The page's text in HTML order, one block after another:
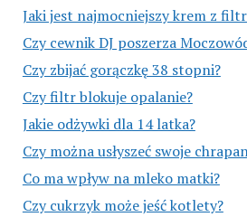
Jaki jest najmocniejszy krem z
Czy cewnik DJ poszerza
Czy zbijać gorączkę 38 stopni?
Czy filtr blokuje opalanie?
Jakie odżywki dla 14 latka?
Czy można usłyszeć swoje
Co ma wpływ na mleko matki?
Czy cukrzyk może jeść kotlety?